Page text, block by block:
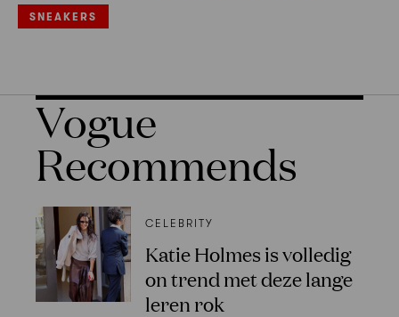
SNEAKERS
Vogue
Recommends
CELEBRITY
Katie Holmes is volledig
on trend met deze lange
leren rok